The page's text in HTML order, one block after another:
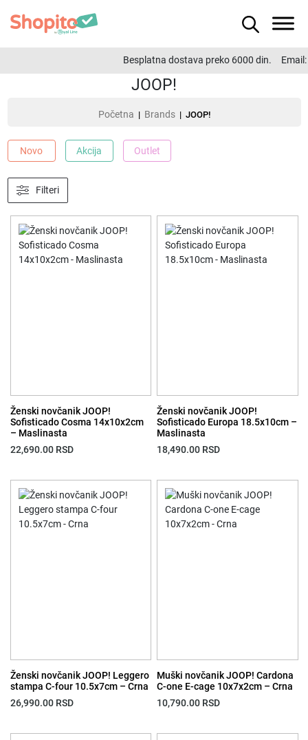
Besplatna dostava preko 6000 din. Email:
JOOP!
Početna | Brands| JOOP!
Novo Akcija Outlet
Filteri
Ženski novčanik JOOP!
Sofisticado Cosma 14x10x2cm
– Maslinasta
22,690.00 RSD
Ženski novčanik JOOP!
Sofisticado Europa 18.5x10cm –
Maslinasta
18,490.00 RSD
Ženski novčanik JOOP! Leggero
stampa C-four 10.5x7cm – Crna
26,990.00 RSD
Muški novčanik JOOP! Cardona
C-one E-cage 10x7x2cm – Crna
10,790.00 RSD